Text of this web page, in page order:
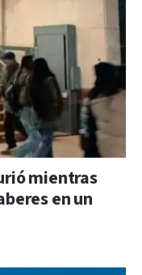
mientras
en un